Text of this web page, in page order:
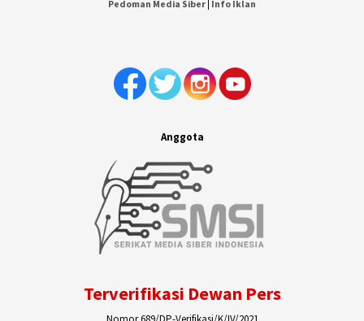
Pedoman Media Siber | Info Iklan
Anggota
Terverifikasi Dewan Pers